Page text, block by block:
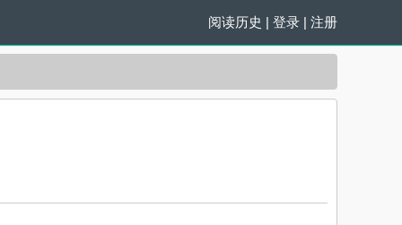
阅读历史 | 登录 | 注册